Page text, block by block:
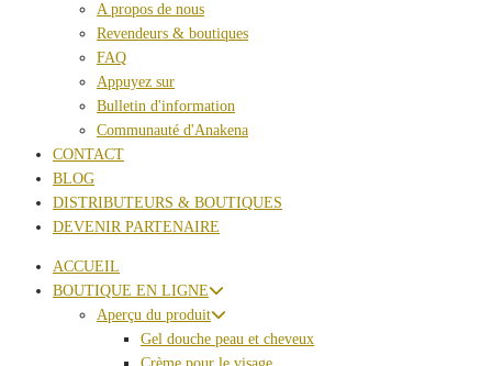
A propos de nous
Revendeurs & boutiques
FAQ
Appuyez sur
Bulletin d'information
Communauté d'Anakena
CONTACT
BLOG
DISTRIBUTEURS & BOUTIQUES
DEVENIR PARTENAIRE
ACCUEIL
BOUTIQUE EN LIGNE
Aperçu du produit
Gel douche peau et cheveux